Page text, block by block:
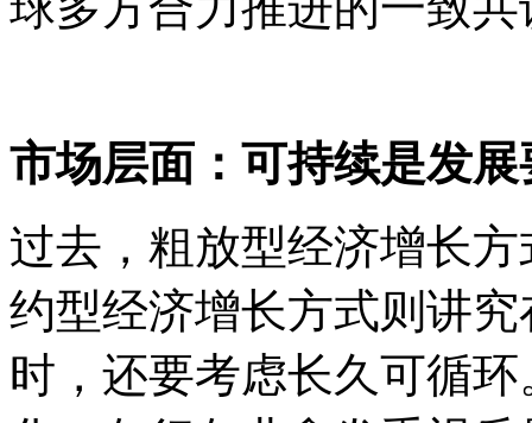
市场层面：可持续是发展
过去，粗放型经济增长
约型经济增长方式则讲
时，还要考虑长久可循